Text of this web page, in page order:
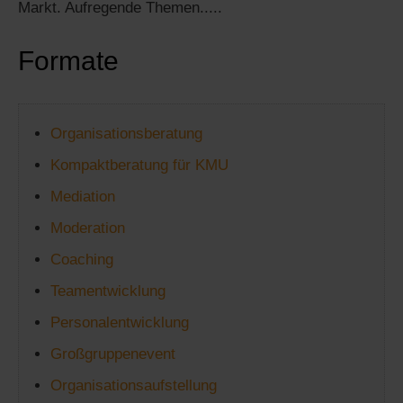
Markt. Aufregende Themen.....
Formate
Organisationsberatung
Kompaktberatung für KMU
Mediation
Moderation
Coaching
Teamentwicklung
Personalentwicklung
Großgruppenevent
Organisationsaufstellung